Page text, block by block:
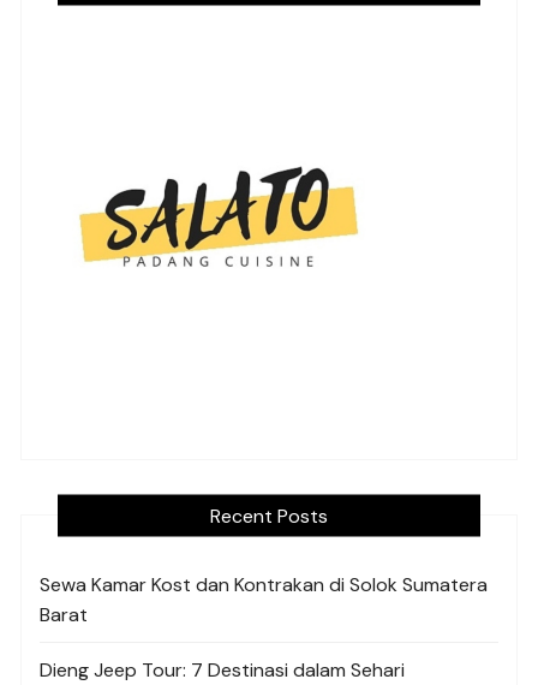
Recent Posts
Sewa Kamar Kost dan Kontrakan di Solok Sumatera
Barat
Dieng Jeep Tour: 7 Destinasi dalam Sehari